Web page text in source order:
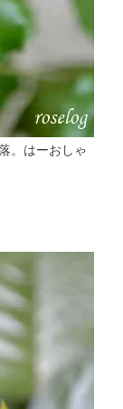
。はーおしゃ